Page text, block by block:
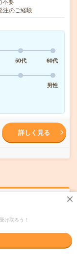
注のご経験
50代
60代
男性
詳しく見る
企業での営
け取ろう！